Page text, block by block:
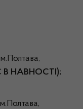
В НАВНОСТІ);